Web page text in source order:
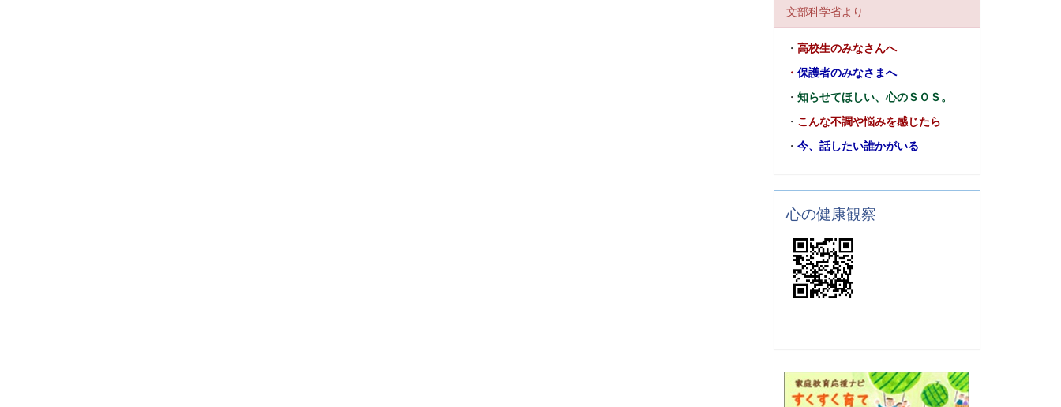
文部科学省より
・ 高校生のみなさんへ
・ 保護者のみなさまへ
・ 知らせてほしい、心のＳＯＳ。
・ こんな不調や悩みを感じたら
・ 今、話したい誰かがいる
心の健康観察